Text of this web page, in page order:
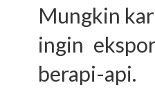
Mungkin
ingin
berapi-api.